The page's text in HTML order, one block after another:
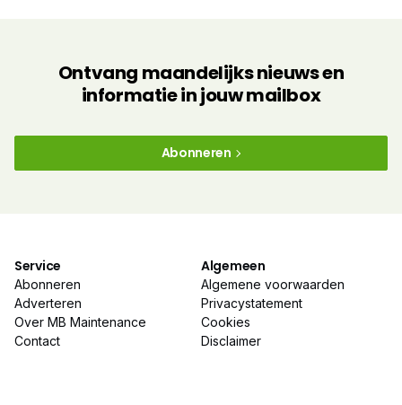
Ontvang maandelijks nieuws en
informatie in jouw mailbox
Abonneren
Service
Abonneren
Adverteren
Over MB Maintenance
Contact
Algemeen
Algemene voorwaarden
Privacystatement
Cookies
Disclaimer